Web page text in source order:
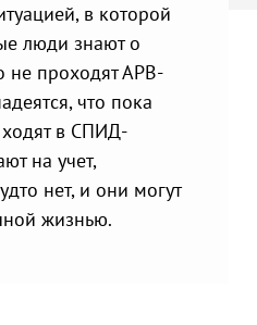
в которой
люди знают о
не проходят АРВ-
что пока
ходят в СПИД-
на учет,
нет, и они могут
жизнью.